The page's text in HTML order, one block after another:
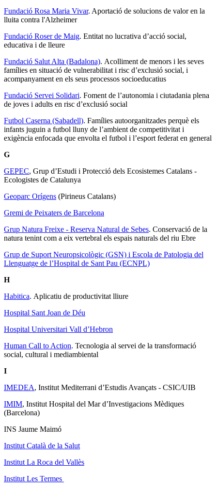
Fundació Rosa Maria Vivar. Aportació de solucions de valor en la
lluita contra l'Alzheimer
Fundació Roser de Maig. Entitat no lucrativa d’acció social,
educativa i de lleure
Fundació Salut Alta (Badalona). Acolliment de menors i les seves
famílies en situació de vulnerabilitat i risc d’exclusió social, i
acompanyament en els seus processos socioeducatius
Fundació Servei Solidari. Foment de l’autonomia i ciutadania plena
de joves i adults en risc d’exclusió social
Futbol Caserna (Sabadell). Famílies autoorganitzades perquè els
infants juguin a futbol lluny de l’ambient de competitivitat i
exigència enfocada que envolta el futbol i l’esport federat en general
G
GEPEC, Grup d’Estudi i Protecció dels Ecosistemes Catalans -
Ecologistes de Catalunya
Geoparc Orígens (Pirineus Catalans)
Gremi de Peixaters de Barcelona
Grup Natura Freixe - Reserva Natural de Sebes. Conservació de la
natura tenint com a eix vertebral els espais naturals del riu Ebre
Grup de Suport Neuropsicològic (GSN) i Escola de Patologia del
Llenguatge de l’Hospital de Sant Pau (ECNPL)
H
Habitica. Aplicatiu de productivitat lliure
Hospital Sant Joan de Déu
Hospital Universitari Vall d’Hebron
Human Call to Action. Tecnologia al servei de la transformació
social, cultural i mediambiental
I
IMEDEA, Institut Mediterrani d’Estudis Avançats - CSIC/UIB
IMIM, Institut Hospital del Mar d’Investigacions Mèdiques
(Barcelona)
INS Jaume Maimó
Institut Català de la Salut
Institut La Roca del Vallès
Institut Les Termes